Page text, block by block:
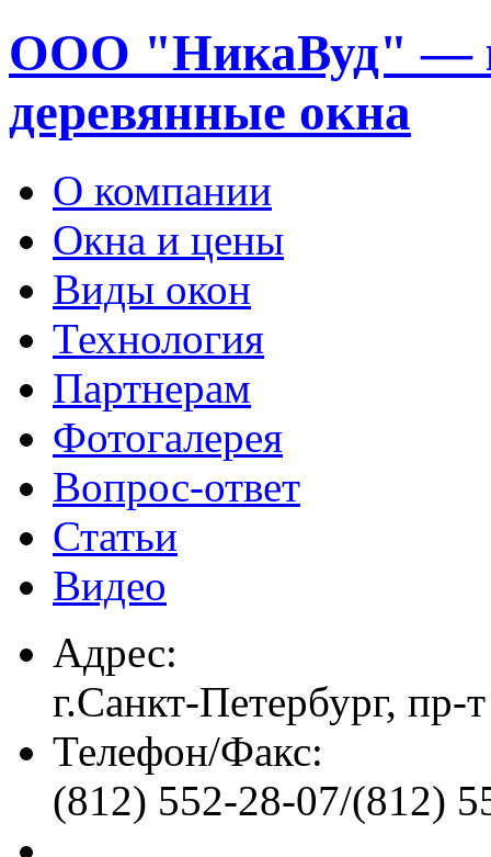
ООО "НикаВуд" —
деревянные окна
О компании
Окна и цены
Виды окон
Технология
Партнерам
Фотогалерея
Вопрос-ответ
Статьи
Видео
Адрес:
г.Санкт-Петербург, пр-
Телефон/Факс:
(812) 552-28-07/(812)